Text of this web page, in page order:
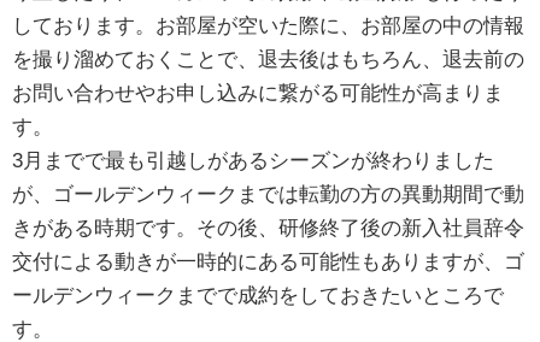
しております。お部屋が空いた際に、お部屋の中の情報
を撮り溜めておくことで、退去後はもちろん、退去前の
お問い合わせやお申し込みに繋がる可能性が高まりま
す。
3月までで最も引越しがあるシーズンが終わりました
が、ゴールデンウィークまでは転勤の方の異動期間で動
きがある時期です。その後、研修終了後の新入社員辞令
交付による動きが一時的にある可能性もありますが、ゴ
ールデンウィークまでで成約をしておきたいところで
す。